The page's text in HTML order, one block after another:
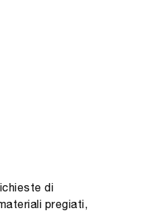
di
pregiati,